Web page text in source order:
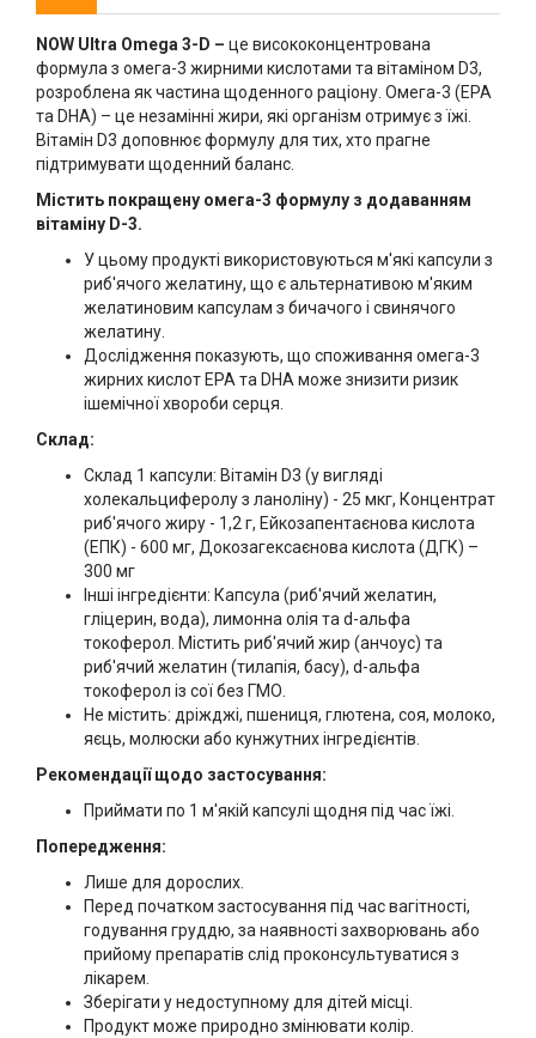
NOW Ultra Omega 3-D – це висококонцентрована
формула з омега-3 жирними кислотами та вітаміном D3,
розроблена як частина щоденного раціону. Омега-3 (EPA
та DHA) – це незамінні жири, які організм отримує з їжі.
Вітамін D3 доповнює формулу для тих, хто прагне
підтримувати щоденний баланс.
Містить покращену омега-3 формулу з додаванням
вітаміну D-3.
У цьому продукті використовуються м'які капсули з
риб'ячого желатину, що є альтернативою м'яким
желатиновим капсулам з бичачого і свинячого
желатину.
Дослідження показують, що споживання омега-3
жирних кислот EPA та DHA може знизити ризик
ішемічної хвороби серця.
Склад:
Склад 1 капсули: Вітамін D3 (у вигляді
холекальциферолу з ланоліну) - 25 мкг, Концентрат
риб'ячого жиру - 1,2 г, Ейкозапентаєнова кислота
(ЕПК) - 600 мг, Докозагексаєнова кислота (ДГК) –
300 мг
Інші інгредієнти: Капсула (риб'ячий желатин,
гліцерин, вода), лимонна олія та d-альфа
токоферол. Містить риб'ячий жир (анчоус) та
риб'ячий желатин (тилапія, басу), d-альфа
токоферол із сої без ГМО.
Не містить: дріжджі, пшениця, глютена, соя, молоко,
яєць, молюски або кунжутних інгредієнтів.
Рекомендації щодо застосування:
Приймати по 1 м'якій капсулі щодня під час їжі.
Попередження:
Лише для дорослих.
Перед початком застосування під час вагітності,
годування груддю, за наявності захворювань або
прийому препаратів слід проконсультуватися з
лікарем.
Зберігати у недоступному для дітей місці.
Продукт може природно змінювати колір.